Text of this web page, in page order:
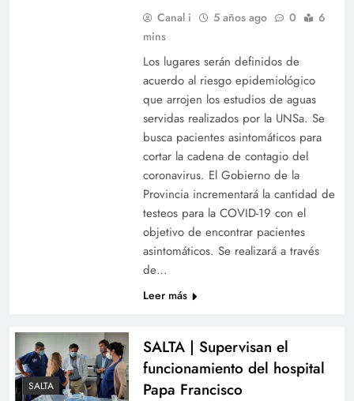
Canal i 5 años ago 0
6
mins
Los lugares serán definidos de
acuerdo al riesgo epidemiológico
que arrojen los estudios de aguas
servidas realizados por la UNSa. Se
busca pacientes asintomáticos para
cortar la cadena de contagio del
coronavirus. El Gobierno de la
Provincia incrementará la cantidad de
testeos para la COVID-19 con el
objetivo de encontrar pacientes
asintomáticos. Se realizará a través
de…
Leer más
SALTA
SALTA | Supervisan el
funcionamiento del hospital
Papa Francisco